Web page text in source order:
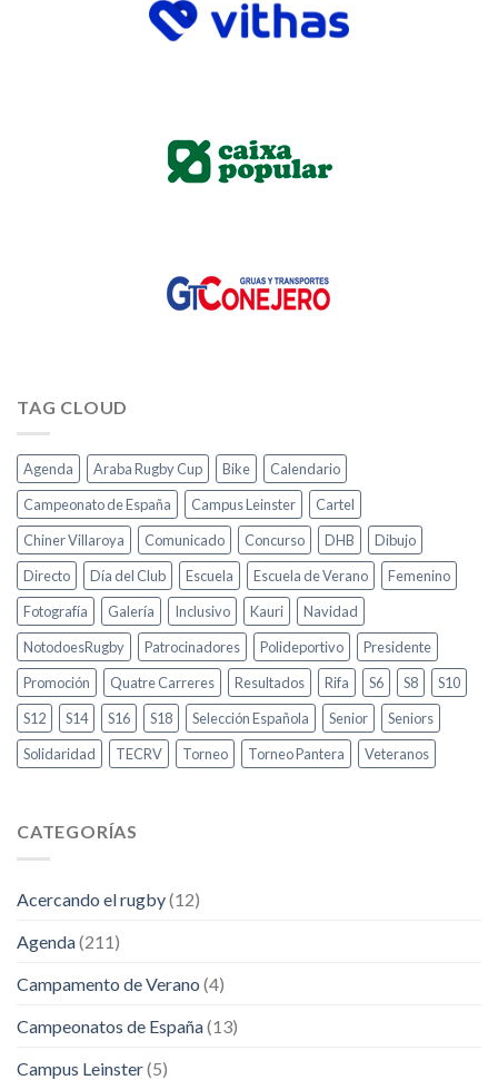
TAG CLOUD
Agenda Araba Rugby Cup Bike
Calendario
Campeonato de España
Campus Leinster
Cartel
Chiner Villaroya
Comunicado Concurso DHB
Dibujo
Directo
Día del Club Escuela Escuela de Verano
Femenino
Fotografía
Galería Inclusivo Kauri
Navidad
NotodoesRugby
Patrocinadores Polideportivo
Presidente
Promoción
Quatre Carreres Resultados Rifa S6 S8
S10
S12
S14 S16 S18 Selección Española Senior
Seniors
Solidaridad
TECRV Torneo Torneo Pantera Veteranos
CATEGORÍAS
Acercando el rugby(12)
Agenda(211)
Campamento de Verano (4)
Campeonatos de España(13)
Campus Leinster(5)